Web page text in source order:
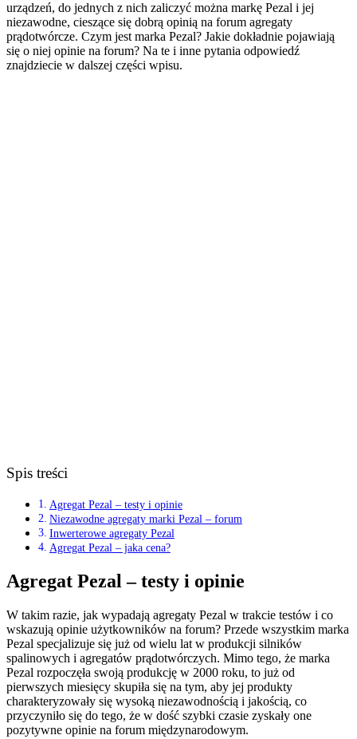
urządzeń, do jednych z nich zaliczyć można markę Pezal i jej
niezawodne, cieszące się dobrą opinią na forum agregaty
prądotwórcze. Czym jest marka Pezal? Jakie dokładnie pojawiają
się o niej opinie na forum? Na te i inne pytania odpowiedź
znajdziecie w dalszej części wpisu.
Spis treści
Agregat Pezal – testy i opinie
Niezawodne agregaty marki Pezal – forum
Inwerterowe agregaty Pezal
Agregat Pezal – jaka cena?
Agregat Pezal – testy i opinie
W takim razie, jak wypadają agregaty Pezal w trakcie testów i co
wskazują opinie użytkowników na forum? Przede wszystkim marka
Pezal specjalizuje się już od wielu lat w produkcji silników
spalinowych i agregatów prądotwórczych. Mimo tego, że marka
Pezal rozpoczęła swoją produkcję w 2000 roku, to już od
pierwszych miesięcy skupiła się na tym, aby jej produkty
charakteryzowały się wysoką niezawodnością i jakością, co
przyczyniło się do tego, że w dość szybki czasie zyskały one
pozytywne opinie na forum międzynarodowym.